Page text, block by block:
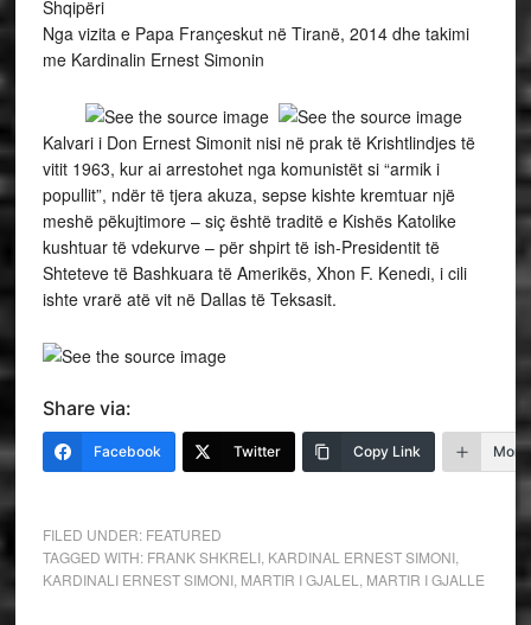
Nga vizita e Papa Françeskut në Tiranë, 2014 dhe takimi
me Kardinalin Ernest Simonin
Kalvari i Don Ernest Simonit nisi në prak të Krishtlindjes të
vitit 1963, kur ai arrestohet nga komunistët si “armik i
popullit”, ndër të tjera akuza, sepse kishte kremtuar një
meshë pëkujtimore – siç është traditë e Kishës Katolike
kushtuar të vdekurve – për shpirt të ish-Presidentit të
Shteteve të Bashkuara të Amerikës, Xhon F. Kenedi, i cili
ishte vrarë atë vit në Dallas të Teksasit.
Share via:
Facebook Twitter Copy Link More
FILED UNDER: FEATURED
TAGGED WITH: FRANK SHKRELI, KARDINAL ERNEST SIMONI,
KARDINALI ERNEST SIMONI, MARTIR I GJALEL MARTIR I GJALLE